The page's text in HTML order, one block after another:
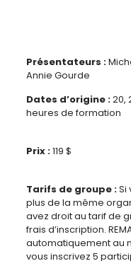
Présentateurs :
Annie Gourde
Dates d’origine :20,
heures de formation
Prix :119 $
Tarifs de groupe :Si
plus de la même
avez droit au tarif de
frais d’inscription.
automatiquement au
vous inscrivez 5